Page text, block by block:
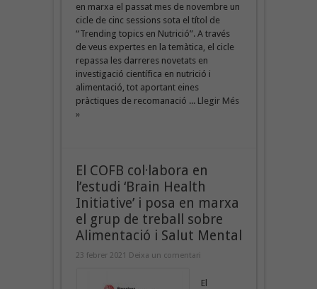
en marxa el passat mes de novembre un
cicle de cinc sessions sota el títol de
“Trending topics en Nutrició”. A través
de veus expertes en la temàtica, el cicle
repassa les darreres novetats en
investigació científica en nutrició i
alimentació, tot aportant eines
pràctiques de recomanació ... Llegir Més
»
El COFB col·labora en
l’estudi ‘Brain Health
Initiative’ i posa en marxa
el grup de treball sobre
Alimentació i Salut Mental
23 febrer 2021 Deixa un comentari
El